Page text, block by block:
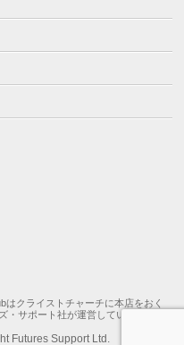
はクライストチャーチに本店をおく
・サポート社が運営しています。
Futures Support Ltd.